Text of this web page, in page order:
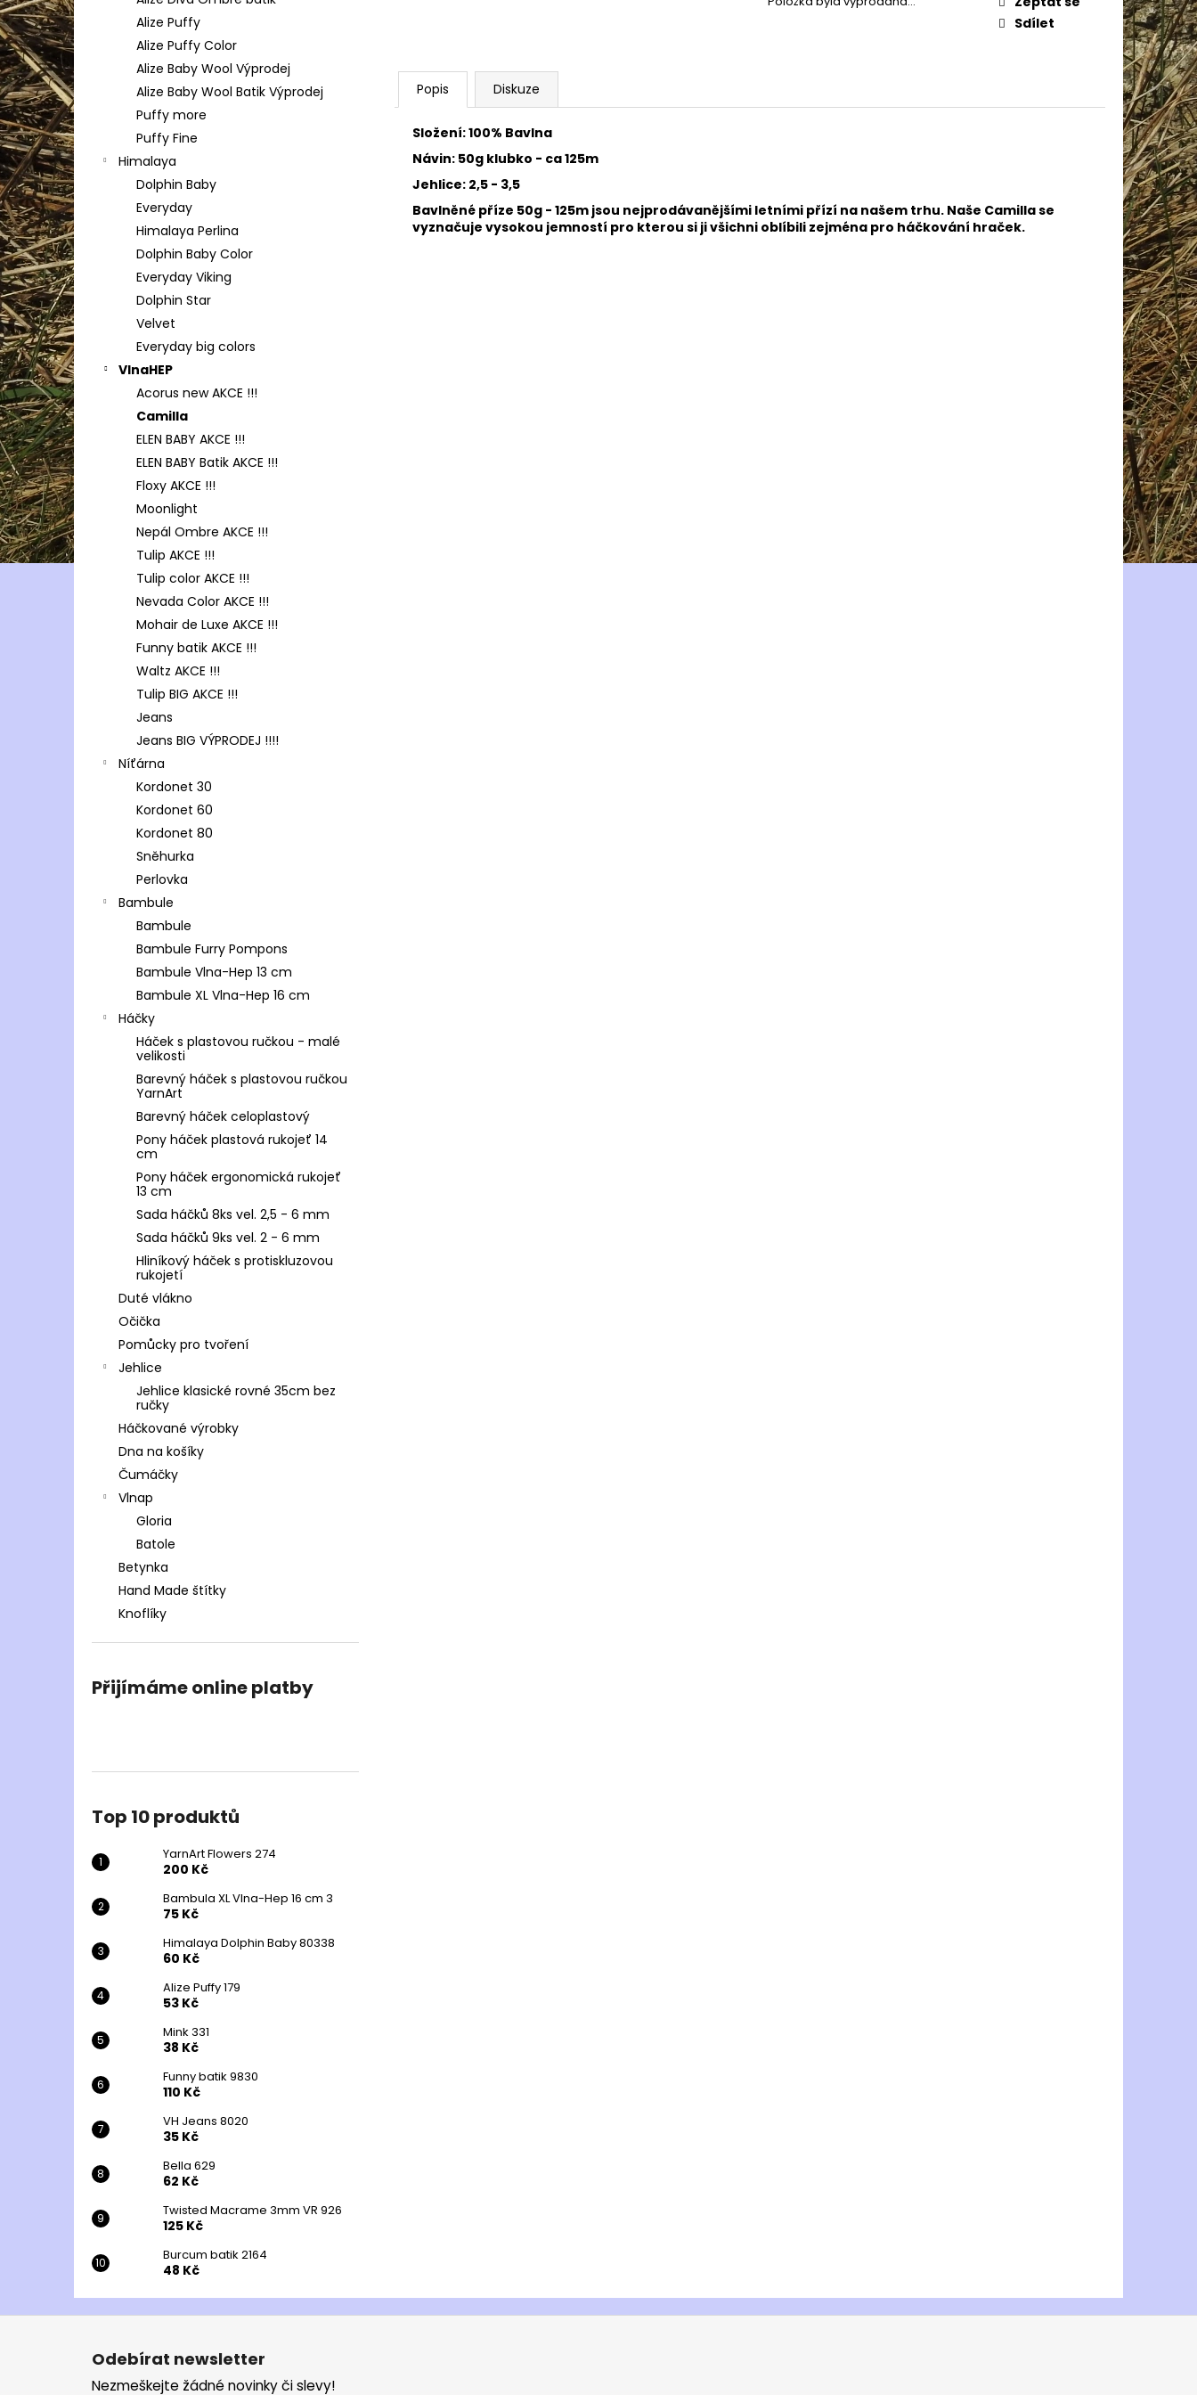
l
Alize Puffy
Alize Puffy Color
Alize Baby Wool Výprodej
Alize Baby Wool Batik Výprodej
Puffy more
Puffy Fine
Himalaya
Dolphin Baby
Everyday
Himalaya Perlina
Dolphin Baby Color
Everyday Viking
Dolphin Star
Velvet
Everyday big colors
VlnaHEP
Acorus new AKCE !!!
Camilla
ELEN BABY AKCE !!!
ELEN BABY Batik AKCE !!!
Floxy AKCE !!!
Moonlight
Nepál Ombre AKCE !!!
Tulip AKCE !!!
Tulip color AKCE !!!
Nevada Color AKCE !!!
Mohair de Luxe AKCE !!!
Funny batik AKCE !!!
Waltz AKCE !!!
Tulip BIG AKCE !!!
Jeans
Jeans BIG VÝPRODEJ !!!!
Níťárna
Kordonet 30
Kordonet 60
Kordonet 80
Sněhurka
Perlovka
Bambule
Bambule
Bambule Furry Pompons
Bambule Vlna-Hep 13 cm
Bambule XL Vlna-Hep 16 cm
Háčky
Háček s plastovou ručkou - malé
velikosti
Barevný háček s plastovou ručkou
YarnArt
Barevný háček celoplastový
Pony háček plastová rukojeť 14
cm
Pony háček ergonomická rukojeť
13 cm
Sada háčků 8ks vel. 2,5 - 6 mm
Sada háčků 9ks vel. 2 - 6 mm
Hliníkový háček s protiskluzovou
rukojetí
Duté vlákno
Očička
Pomůcky pro tvoření
Jehlice
Jehlice klasické rovné 35cm bez
ručky
Háčkované výrobky
Dna na košíky
Čumáčky
Vlnap
Gloria
Batole
Betynka
Hand Made štítky
Knoflíky
Přijímáme online platby
Top 10 produktů
YarnArt Flowers 274
200 Kč
Bambula XL Vlna-Hep 16 cm 3
75 Kč
Himalaya Dolphin Baby 80338
60 Kč
Alize Puffy 179
53 Kč
Mink 331
38 Kč
Funny batik 9830
110 Kč
VH Jeans 8020
35 Kč
Bella 629
62 Kč
Twisted Macrame 3mm VR 926
125 Kč
Burcum batik 2164
48 Kč
Sdílet
Popis Diskuze
Složení: 100% Bavlna
Návin: 50g klubko - ca 125m
Jehlice: 2,5 - 3,5
Bavlněné příze 50g - 125m jsou nejprodávanějšími letními přízí na našem trhu. Naše Camilla se
vyznačuje vysokou jemností pro kterou si ji všichni oblíbili zejména pro háčkování hraček.
YARNART FLOWERS 274
200 Kč
HIMALAYA DOLPHIN BABY 80338
Z
Odebírat newsletter
Nezmeškejte žádné novinky či slevy!